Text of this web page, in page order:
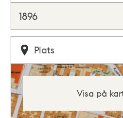
1896
Plats
Visa på